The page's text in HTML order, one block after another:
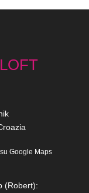
Google Maps
(Robert):